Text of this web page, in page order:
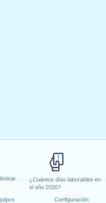
¿Cuántos días laborables en
el año 2026?
Configuración